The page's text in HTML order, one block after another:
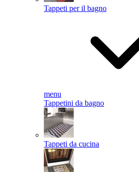
Tappeti per il bagno
menu
Tappetini da bagno
Tappeti da cucina